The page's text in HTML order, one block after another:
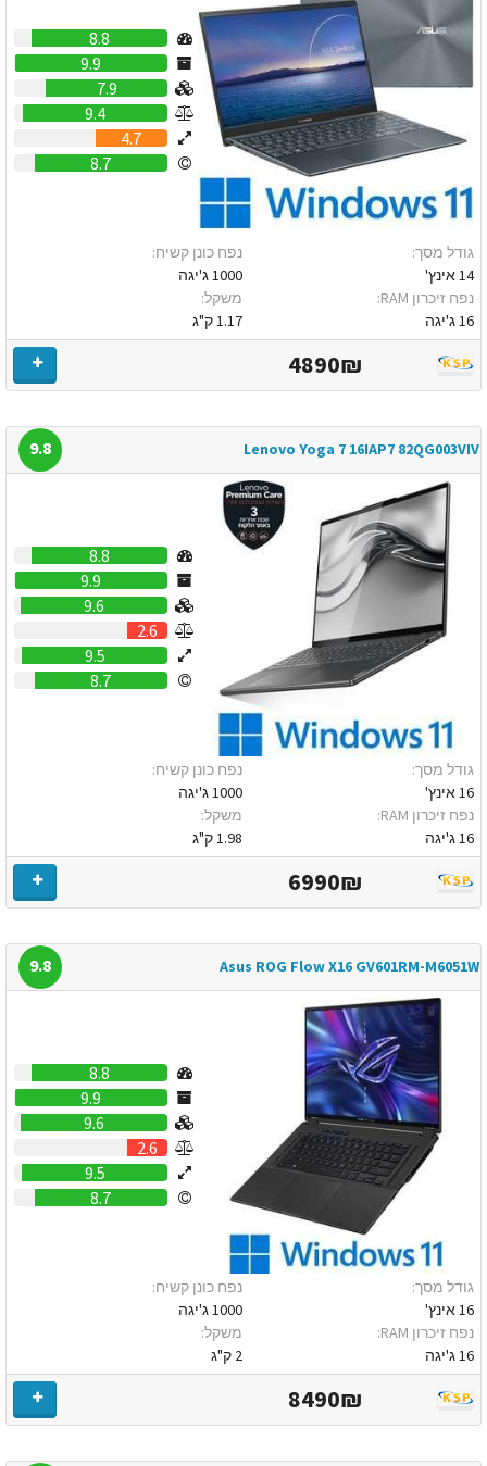
8.8
9.9
7.9
9.4
4.7
8.7
גודל מסך:
14 אינץ'
נפח זיכרון RAM:
16 ג'יגה
נפח כונן קשיח:
1000 ג'יגה
משקל:
1.17 ק"ג
4890₪
Lenovo Yoga 7 16IAP7 82QG003VIV
9.8
8.8
9.9
9.6
2.6
9.5
8.7
גודל מסך:
16 אינץ'
נפח זיכרון RAM:
16 ג'יגה
נפח כונן קשיח:
1000 ג'יגה
משקל:
1.98 ק"ג
6990₪
Asus ROG Flow X16 GV601RM-M6051W
9.8
8.8
9.9
9.6
2.6
9.5
8.7
גודל מסך:
16 אינץ'
נפח זיכרון RAM:
16 ג'יגה
נפח כונן קשיח:
1000 ג'יגה
משקל:
2 ק"ג
8490₪